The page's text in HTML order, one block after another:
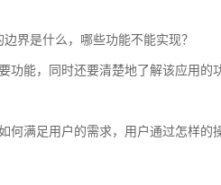
界是什么，哪些功能不能实现？
功能，同时还要清楚地了解该应用的
何满足用户的需求，用户通过怎样的